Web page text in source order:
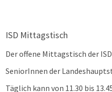
ISD Mittagstisch
Der offene Mittagstisch der
SeniorInnen der
Täglich kann von 11.30 bis